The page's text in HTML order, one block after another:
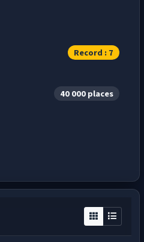
Record : 7
40 000 places